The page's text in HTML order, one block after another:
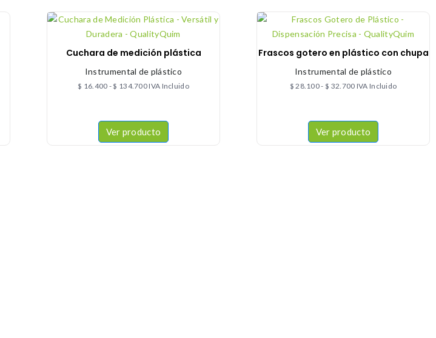
Cuchara de medición plástica
Instrumental de plástico
$ 16.400 -$ 134.700IVA Incluido
Ver producto
Frascos gotero en plástico con chupa
Instrumental de plástico
$ 28.100- $ 32.700 IVA Incluido
Ver producto